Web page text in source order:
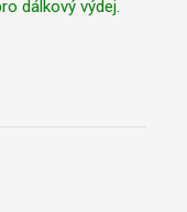
dálkový výdej.